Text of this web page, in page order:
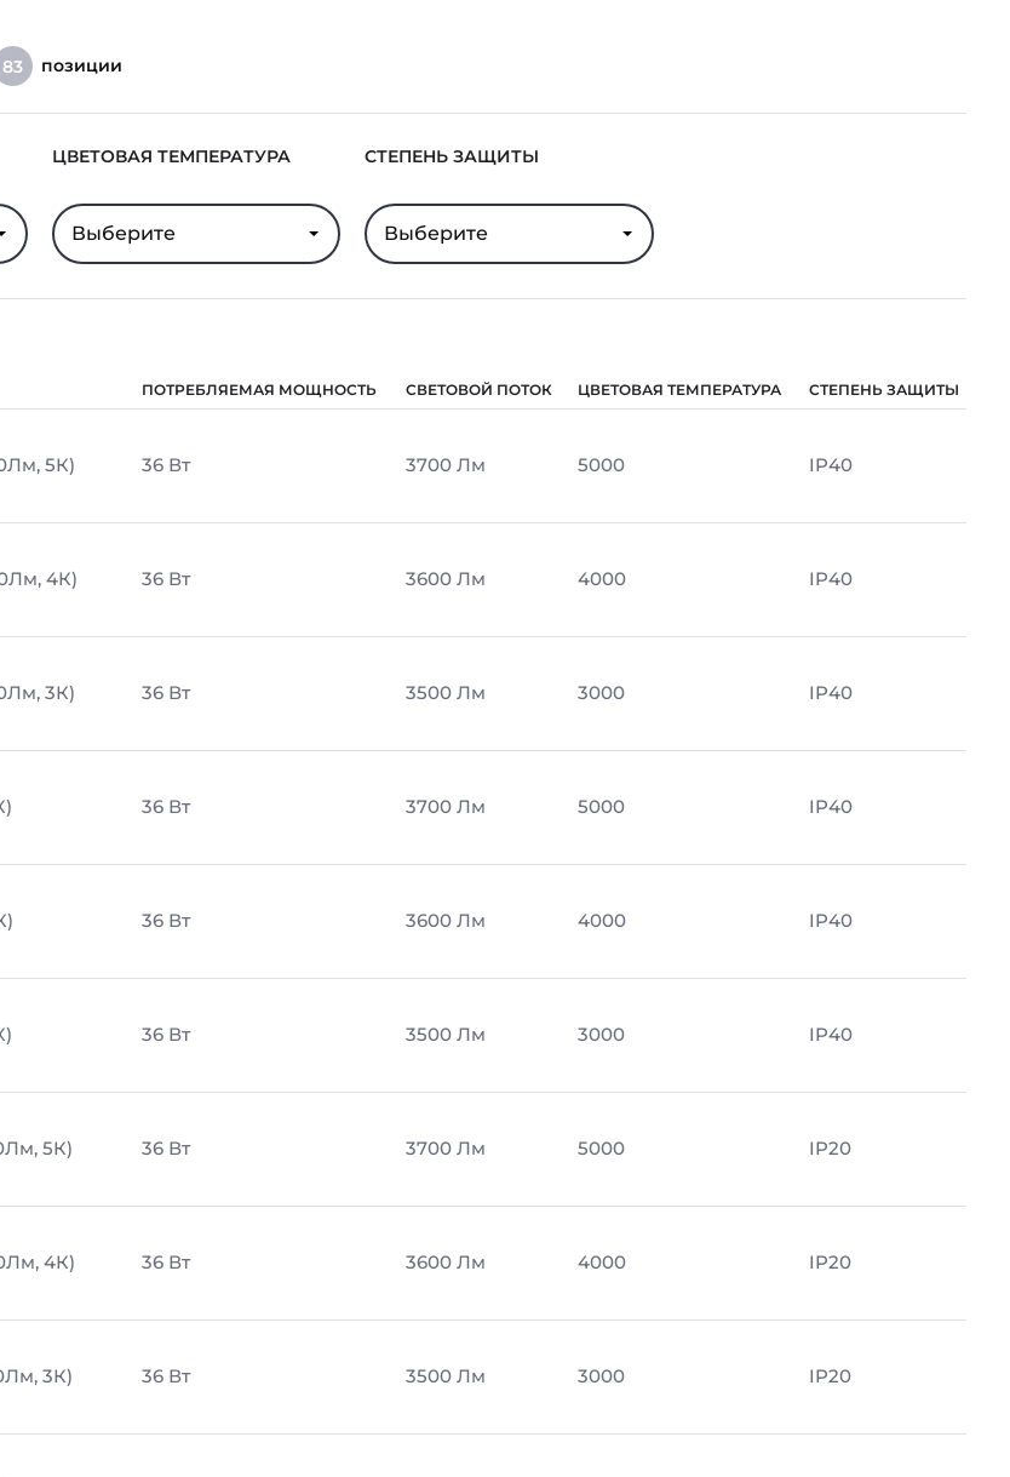
83 позиции
ЦВЕТОВАЯ ТЕМПЕРАТУРА
Выберите
СТЕПЕНЬ ЗАЩИТЫ
Выберите
ПОТРЕБЛЯЕМАЯ МОЩНОСТЬ СВЕТОВОЙ ПОТОК ЦВЕТОВАЯ ТЕМПЕРАТУРА СТЕПЕНЬ ЗАЩИТЫ
5К) 36 Вт 3700 Лм 5000 IP40
4К) 36 Вт 3600 Лм 4000 IP40
3К) 36 Вт 3500 Лм 3000 IP40
36 Вт 3700 Лм 5000 IP40
36 Вт 3600 Лм 4000 IP40
36 Вт 3500 Лм 3000 IP40
5К) 36 Вт 3700 Лм 5000 IP20
4К) 36 Вт 3600 Лм 4000 IP20
3К) 36 Вт 3500 Лм 3000 IP20